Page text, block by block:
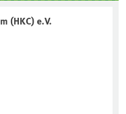
(HKC) e.V.